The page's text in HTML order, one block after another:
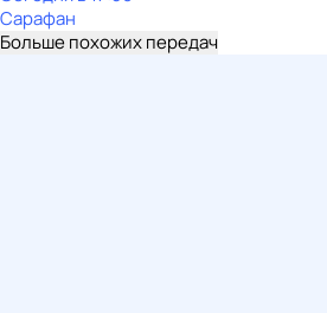
Сарафан
Больше похожих передач